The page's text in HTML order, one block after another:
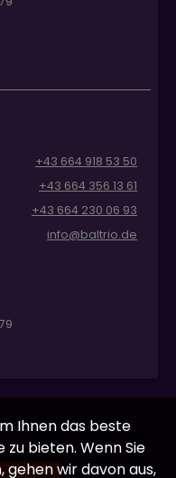
+43 664 918 53 50
+43 664 356 13 61
+43 664 230 06 93
info@baltrio.de
Ihnen das beste
bieten. Wenn Sie
gehen wir davon aus,